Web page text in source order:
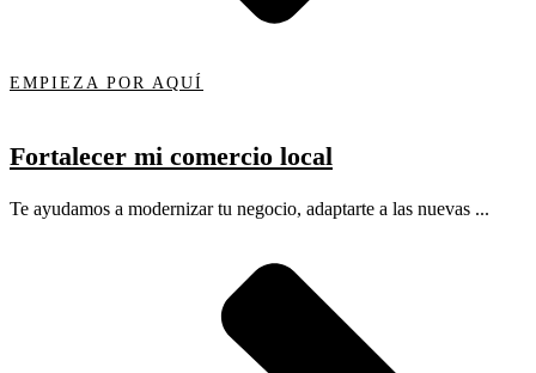
EMPIEZA POR AQUÍ
Fortalecer mi comercio local
Te ayudamos a modernizar tu negocio, adaptarte a las nuevas ...